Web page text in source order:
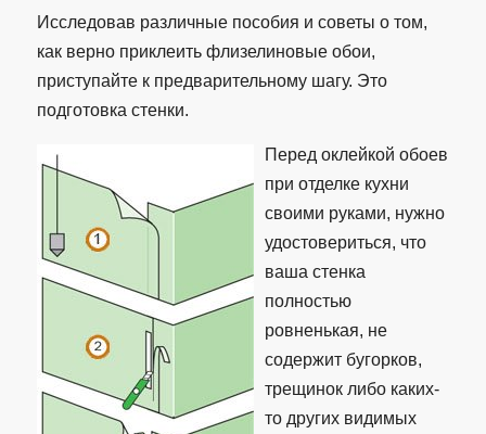
Исследовав различные пособия и советы о том,
как верно приклеить флизелиновые обои,
приступайте к предварительному шагу. Это
подготовка стенки.
Перед оклейкой обоев
при отделке кухни
своими руками, нужно
удостовериться, что
ваша стенка
полностью
ровненькая, не
содержит бугорков,
трещинок либо каких-
то других видимых